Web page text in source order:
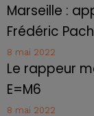
Marseille :
Frédéric
8 mai 2022
Le rappeur
E=M6
8 mai 2022